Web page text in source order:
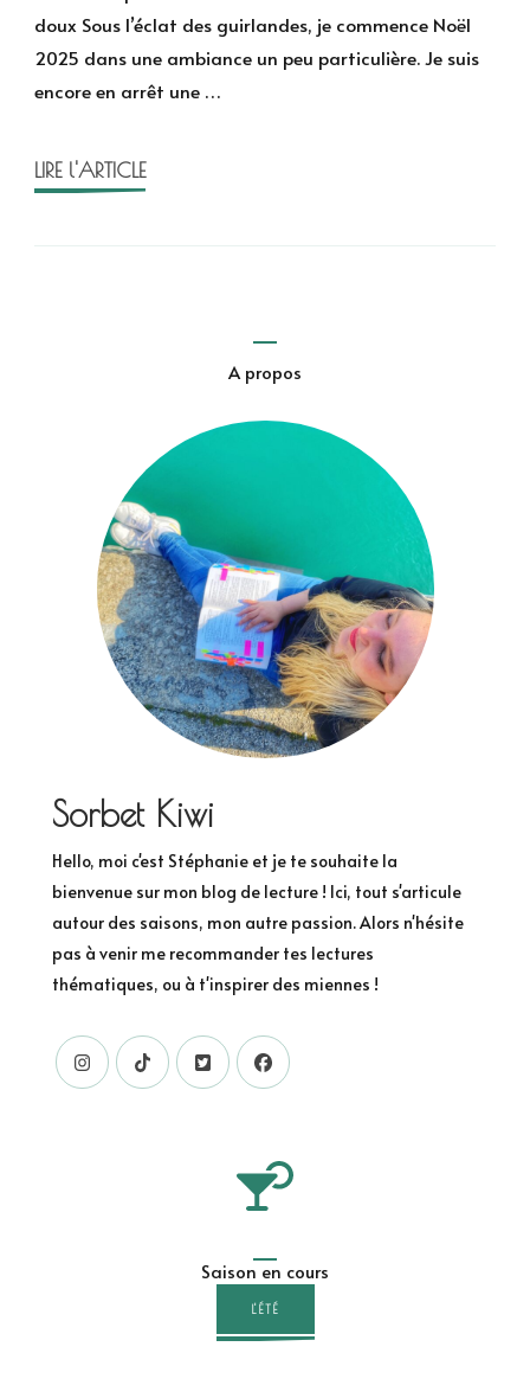
guirlandes
–
Noël
2025
doux Sous l’éclat des guirlandes, je commence Noël
2025 dans une ambiance un peu particulière. Je suis
encore en arrêt une …
LIRE l'ARTICLE
A propos
Sorbet Kiwi
Hello, moi c'est Stéphanie et je te souhaite la
bienvenue sur mon blog de lecture ! Ici, tout s'articule
autour des saisons, mon autre passion. Alors n'hésite
pas à venir me recommander tes lectures
thématiques, ou à t'inspirer des miennes !
Saison en cours
L'ÉTÉ